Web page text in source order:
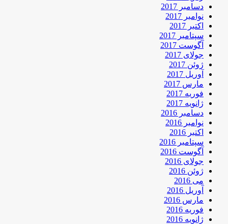
دسامبر 2017
نوامبر 2017
اکتبر 2017
سپتامبر 2017
آگوست 2017
جولای 2017
ژوئن 2017
آوریل 2017
مارس 2017
فوریه 2017
ژانویه 2017
دسامبر 2016
نوامبر 2016
اکتبر 2016
سپتامبر 2016
آگوست 2016
جولای 2016
ژوئن 2016
می 2016
آوریل 2016
مارس 2016
فوریه 2016
ژانویه 2016